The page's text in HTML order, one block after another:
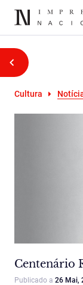
Cultura
Centenário
Publicado a 26 Mai,